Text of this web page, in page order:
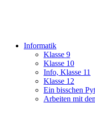
Informatik
Klasse 9
Klasse 10
Info, Klasse 11
Klasse 12
Ein bisschen
Arbeiten mit